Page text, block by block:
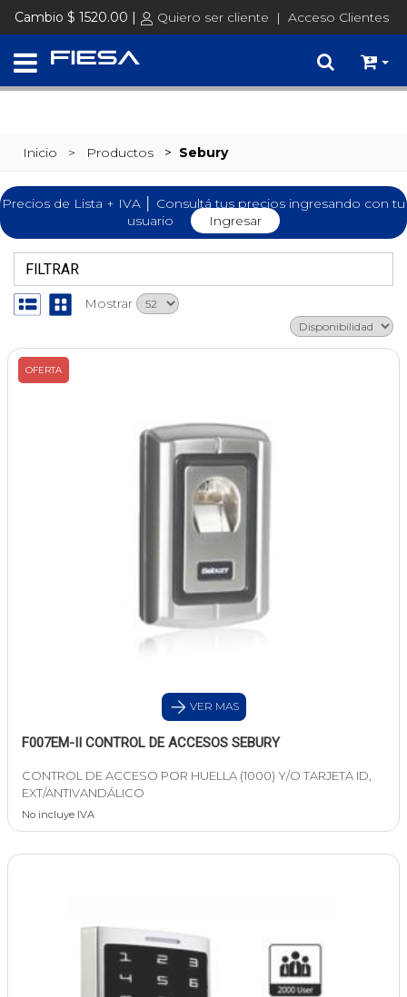
SET @busqueda = replace(@busqueda, 'Ã©','é')
Cambio $ 1520.00 | Quiero ser cliente | Acceso Clientes
Inicio > Productos > Sebury
Precios de Lista + IVA │ Consultá tus precios ingresando con tu
usuario
Ingresar
FILTRAR
Mostrar
OFERTA
VER MAS
F007EM-II CONTROL DE ACCESOS SEBURY
CONTROL DE ACCESO POR HUELLA (1000) Y/O TARJETA ID,
EXT/ANTIVANDÁLICO
No incluye IVA